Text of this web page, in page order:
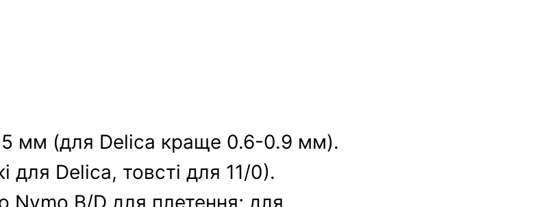
мм (для Delica краще 0.6-0.9 мм).
для Delica, товсті для 11/0).